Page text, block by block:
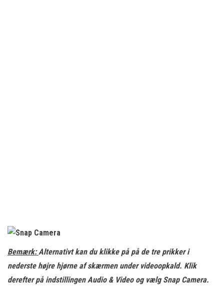
Bemærk:Alternativt kan du klikke på på de tre prikker i
nederste højre hjørne af skærmen under videoopkald. Klik
derefter på indstillingen Audio & Video og vælg Snap Camera.